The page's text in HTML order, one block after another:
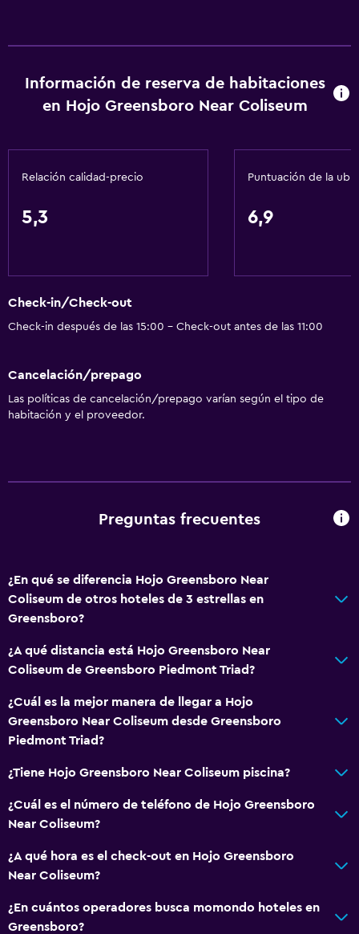
Información de reserva de habitaciones
en Hojo Greensboro Near Coliseum
Relación calidad-precio
5,3
Puntuación de la
6,9
Check-in/Check-out
Check-in después de las 15:00 - Check-out antes de las 11:00
Cancelación/prepago
Las políticas de cancelación/prepago varían según el tipo de
habitación y el proveedor.
Preguntas frecuentes
¿En qué se diferencia Hojo Greensboro Near
Coliseum de otros hoteles de 3 estrellas en
Greensboro?
¿A qué distancia está Hojo Greensboro Near
Coliseum de Greensboro Piedmont Triad?
¿Cuál es la mejor manera de llegar a Hojo
Greensboro Near Coliseum desde Greensboro
Piedmont Triad?
¿Tiene Hojo Greensboro Near Coliseum piscina?
¿Cuál es el número de teléfono de Hojo Greensboro
Near Coliseum?
¿A qué hora es el check-out en Hojo Greensboro
Near Coliseum?
¿En cuántos operadores busca momondo hoteles en
Greensboro?